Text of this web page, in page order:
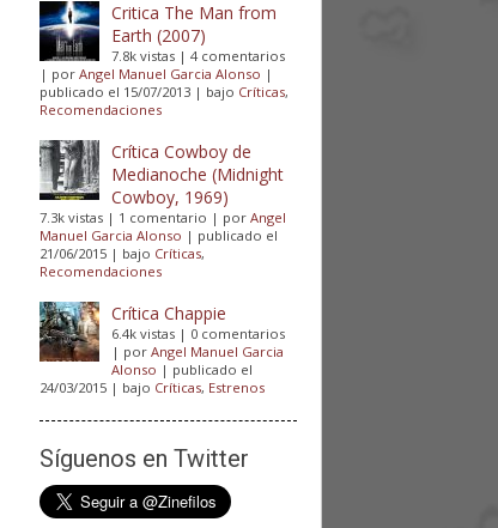
Critica The Man from
Earth (2007)
7.8k vistas |4 comentarios
| porAngel Manuel Garcia Alonso |
publicado el 15/07/2013 | bajo Críticas,
Recomendaciones
Crítica Cowboy de
Medianoche (Midnight
Cowboy, 1969)
7.3k vistas | 1 comentario | porAngel
Manuel Garcia Alonso | publicado el
21/06/2015 | bajo Críticas,
Recomendaciones
Crítica Chappie
6.4k vistas | 0 comentarios
| porAngel Manuel Garcia
Alonso | publicado el
24/03/2015 | bajo Críticas, Estrenos
Síguenos en Twitter